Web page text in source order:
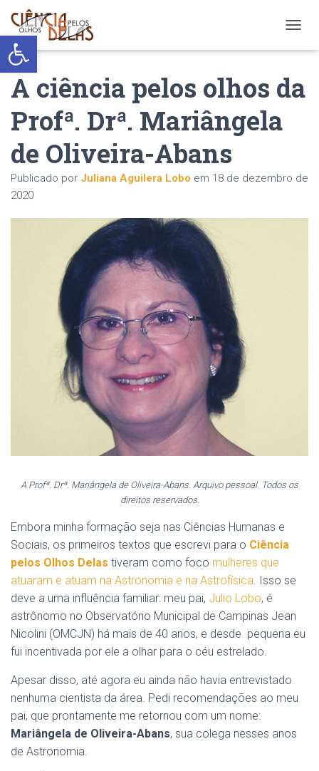
Abrir a barra de ferramentas
A ciência pelos olhos da
Profª. Drª. Mariângela
de Oliveira-Abans
Publicado por Juliana Aguilera Lobo em 18 de dezembro de
2020
A Profª. Drª. Mariângela de Oliveira-Abans. Arquivo pessoal. Todos os
direitos reservados.
Embora minha formação seja nas Ciências Humanas e
Sociais, os primeiros textos que escrevi para o Ciência
pelos Olhos Delas tiveram como foco mulheres que
atuaram e atuam na Astronomia e na Astrofísica. Isso se
deve a uma influência familiar: meu pai, Julio Lobo, é
astrônomo no Observatório Municipal de Campinas Jean
Nicolini (OMCJN) há mais de 40 anos, e desde pequena eu
fui incentivada por ele a olhar para o céu estrelado.
Apesar disso, até agora eu ainda não havia entrevistado
nenhuma cientista da área. Pedi recomendações ao meu
pai, que prontamente me retornou com um nome:
Mariângela de Oliveira-Abans, sua colega nesses anos
de Astronomia.